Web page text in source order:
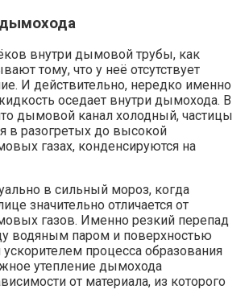
внутри дымовой трубы, как
тому, что у неё отсутствует
И действительно, нередко именно
оседает внутри дымохода. В
дымовой канал холодный, частицы
в разогретых до высокой
газах, конденсируются на
в сильный мороз, когда
значительно отличается от
газов. Именно резкий перепад
водяным паром и поверхностью
ускорителем процесса образования
утепление дымохода
от материала, из которого